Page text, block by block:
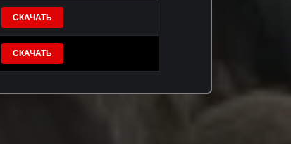
СКАЧАТЬ
СКАЧАТЬ